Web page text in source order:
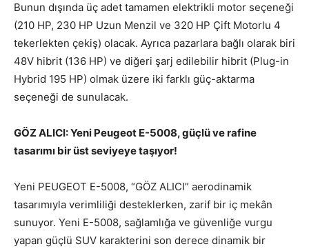
Bunun dışında üç adet tamamen elektrikli motor seçeneği
(210 HP, 230 HP Uzun Menzil ve 320 HP Çift Motorlu 4
tekerlekten çekiş) olacak. Ayrıca pazarlara bağlı olarak biri
48V hibrit (136 HP) ve diğeri şarj edilebilir hibrit (Plug-in
Hybrid 195 HP) olmak üzere iki farklı güç-aktarma
seçeneği de sunulacak.
GÖZ ALICI: Yeni Peugeot E-5008, güçlü ve rafine
tasarımı bir üst seviyeye taşıyor!
Yeni PEUGEOT E-5008, “GÖZ ALICI” aerodinamik
tasarımıyla verimliliği desteklerken, zarif bir iç mekân
sunuyor. Yeni E-5008, sağlamlığa ve güvenliğe vurgu
yapan güçlü SUV karakterini son derece dinamik bir